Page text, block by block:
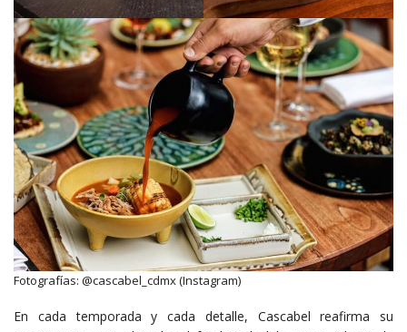
Fotografías: @cascabel_cdmx (Instagram)
En cada temporada y cada detalle, Cascabel reafirma su